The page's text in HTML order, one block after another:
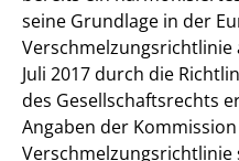
seine Grundlage in der
Verschmelzungsrichtlinie
Juli 2017 durch die
des Gesellschaftsrechts
Angaben der